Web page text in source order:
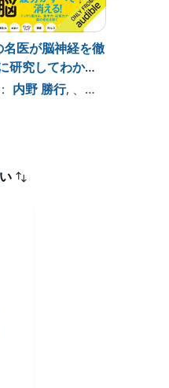
名医が脳神経を徹
研究してわかっ
の疲れない脳
内野 勝行, 、その他